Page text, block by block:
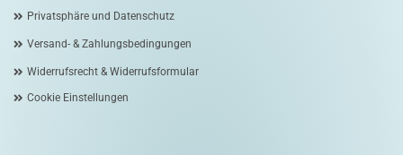
Privatsphäre und Datenschutz
Versand- & Zahlungsbedingungen
Widerrufsrecht & Widerrufsformular
Cookie Einstellungen